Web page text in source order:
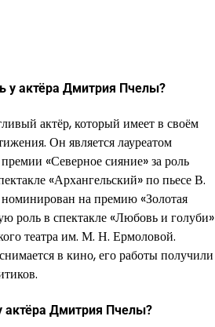
у актёра Дмитрия Пчелы?
актёр, который имеет в своём
Он является лауреатом
«Северное сияние» за роль
«Архангельский» по пьесе В.
на премию «Золотая
роль в спектакле «Любовь и голуби»
театра им. М. Н. Ермоловой.
в кино, его работы получили
актёра Дмитрия Пчелы?